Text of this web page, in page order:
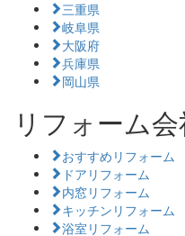
三重県
岐阜県
大阪府
兵庫県
岡山県
リフォーム
おすすめリフォーム
ドアリフォーム
内窓リフォーム
キッチンリフォーム
浴室リフォーム